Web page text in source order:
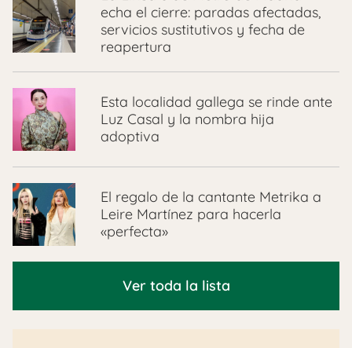
echa el cierre: paradas afectadas,
servicios sustitutivos y fecha de
reapertura
Esta localidad gallega se rinde ante
Luz Casal y la nombra hija
adoptiva
El regalo de la cantante Metrika a
Leire Martínez para hacerla
«perfecta»
Ver toda la lista